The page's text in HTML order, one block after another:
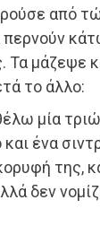
από
Τα μάζεψε
το άλλο:
μία
ένα
της,
δεν